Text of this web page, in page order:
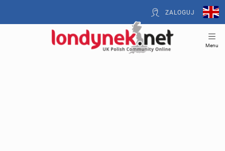
ZALOGUJ
Menu